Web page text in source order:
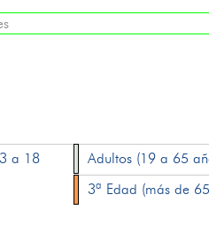
a 18
Adultos (19 a 65
3ª Edad (más de